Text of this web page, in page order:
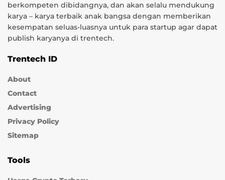
berkompeten dibidangnya, dan akan selalu mendukung
karya – karya terbaik anak bangsa dengan memberikan
kesempatan seluas-luasnya untuk para startup agar dapat
publish karyanya di trentech.
Trentech ID
About
Contact
Advertising
Privacy Policy
Sitemap
Tools